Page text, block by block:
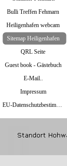
Bulli Treffen Fehmarn
Heiligenhafen webcam
Sitemap Heiligenhafen
QRL Seite
Guest book - Gästebuch
E-Mail..
Impressum
EU-Datenschutzbestimmungen Mai 2018